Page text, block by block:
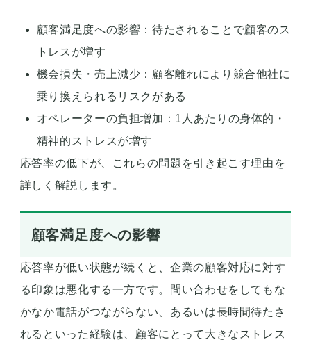
顧客満足度への影響：待たされることで顧客のス
トレスが増す
機会損失・売上減少：顧客離れにより競合他社に
乗り換えられるリスクがある
オペレーターの負担増加：1人あたりの身体的・
精神的ストレスが増す
応答率の低下が、これらの問題を引き起こす理由を
詳しく解説します。
顧客満足度への影響
応答率が低い状態が続くと、企業の顧客対応に対す
る印象は悪化する一方です。問い合わせをしてもな
かなか電話がつながらない、あるいは長時間待たさ
れるといった経験は、顧客にとって大きなストレス